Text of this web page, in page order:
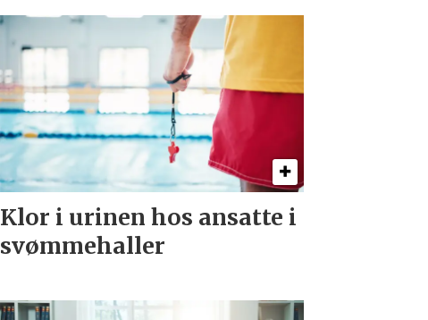
Klor i urinen hos ansatte i
svømmehaller